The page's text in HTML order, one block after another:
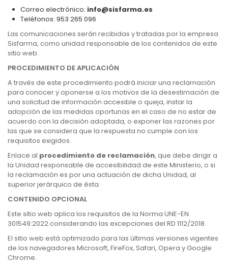
Correo electrónico: info@sisfarma.es
Teléfonos: 953 265 096
Las comunicaciones serán recibidas y tratadas por la empresa
Sisfarma, como unidad responsable de los contenidos de este
sitio web.
PROCEDIMIENTO DE APLICACIÓN
A través de este procedimiento podrá iniciar una reclamación
para conocer y oponerse a los motivos de la desestimación de
una solicitud de información accesible o queja, instar la
adopción de las medidas oportunas en el caso de no estar de
acuerdo con la decisión adoptada, o exponer las razones por
las que se considera que la respuesta no cumple con los
requisitos exigidos.
Enlace al procedimiento de reclamación, que debe dirigir a
la Unidad responsable de accesibilidad de este Ministerio, o si
la reclamación es por una actuación de dicha Unidad, al
superior jerárquico de ésta.
CONTENIDO OPCIONAL
Este sitio web aplica los requisitos de la Norma UNE-EN
301549:2022 considerando las excepciones del RD 1112/2018.
El sitio web está optimizado para las últimas versiones vigentes
de los navegadores Microsoft, FireFox, Safari, Opera y Google
Chrome.